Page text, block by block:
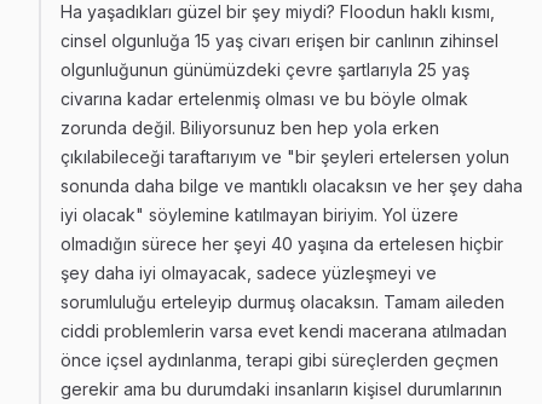
Ha yaşadıkları güzel bir şey miydi? Floodun haklı kısmı,
cinsel olgunluğa 15 yaş civarı erişen bir canlının zihinsel
olgunluğunun günümüzdeki çevre şartlarıyla 25 yaş
civarına kadar ertelenmiş olması ve bu böyle olmak
zorunda değil. Biliyorsunuz ben hep yola erken
çıkılabileceği taraftarıyım ve "bir şeyleri ertelersen yolun
sonunda daha bilge ve mantıklı olacaksın ve her şey daha
iyi olacak" söylemine katılmayan biriyim. Yol üzere
olmadığın sürece her şeyi 40 yaşına da ertelesen hiçbir
şey daha iyi olmayacak, sadece yüzleşmeyi ve
sorumluluğu erteleyip durmuş olacaksın. Tamam aileden
ciddi problemlerin varsa evet kendi macerana atılmadan
önce içsel aydınlanma, terapi gibi süreçlerden geçmen
gerekir ama bu durumdaki insanların kişisel durumlarının